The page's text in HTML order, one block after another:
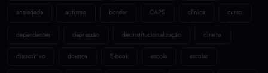
ansiedade autismo border CAPS clínica curso
dependentes depressão desinstitucionalização direito
dispositivo doença E-book escola escolar